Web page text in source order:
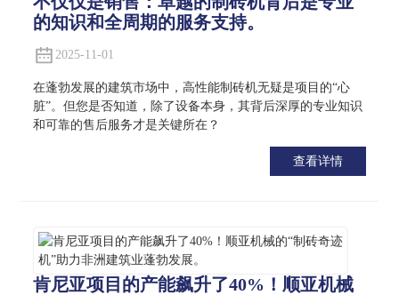
的知识和全周期的服务支持。
2025-11-01
在蓬勃发展的建筑市场中，高性能制砖机无疑是项目的“心
脏”。但您是否知道，除了设备本身，其背后深厚的专业知识
和可靠的售后服务才是关键所在？
查看详情
肯尼亚项目的产能飙升了40%！顺亚机械